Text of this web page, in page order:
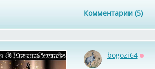
Комментарии (5)
bogozi64